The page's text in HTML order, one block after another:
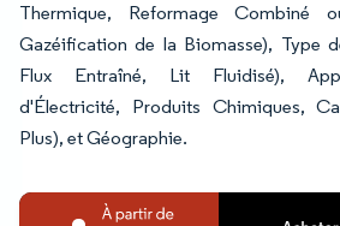
Thermique, Reformage Combiné
Gazéification de la Biomasse), Type
Flux Entraîné, Lit Fluidisé),
d'Électricité, Produits Chimiques,
Plus), et Géographie.